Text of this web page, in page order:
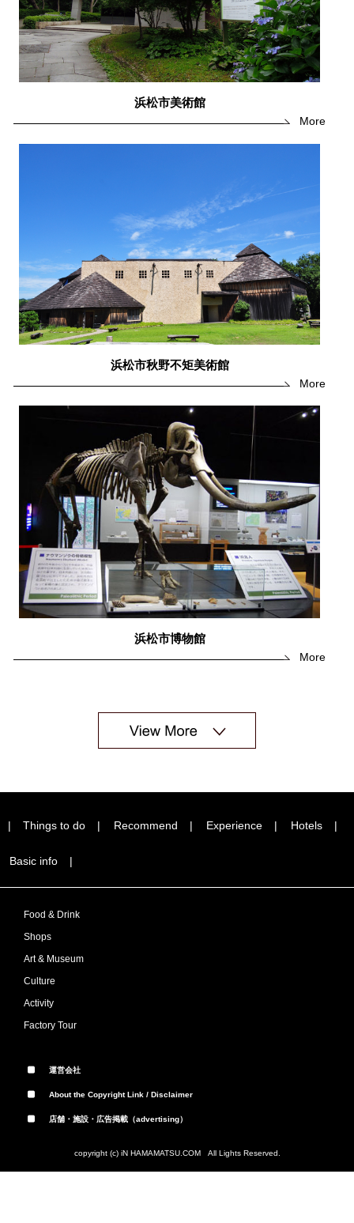
浜松市美術館
More
浜松市秋野不矩美術館
More
浜松市博物館
More
Things to do Recommend Experience Hotels
Basic info
Food & Drink
Shops
Art & Museum
Culture
Activity
Factory Tour
運営会社
About the Copyright Link / Disclaimer
店舗・施設・広告掲載（advertising）
copyright (c) iN HAMAMATSU.COM All Lights Reserved.